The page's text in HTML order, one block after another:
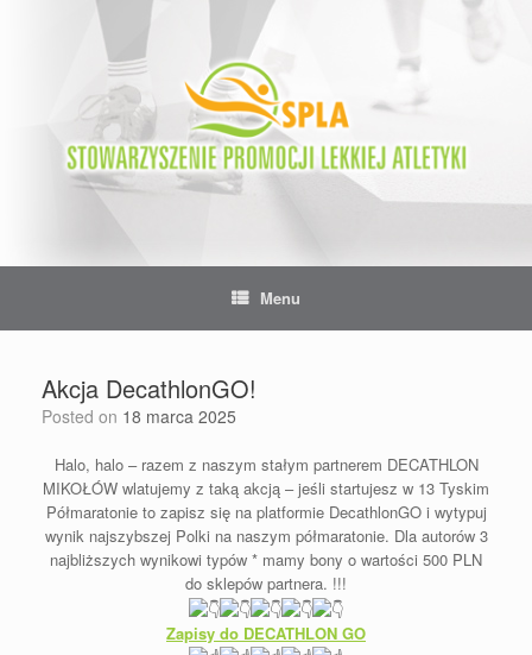
Menu
Akcja DecathlonGO!
Posted on 18 marca 2025
Halo, halo – razem z naszym stałym partnerem DECATHLON
MIKOŁÓW wlatujemy z taką akcją – jeśli startujesz w 13 Tyskim
Półmaratonie to zapisz się na platformie DecathlonGO i wytypuj
wynik najszybszej Polki na naszym półmaratonie. Dla autorów 3
najbliższych wynikowi typów * mamy bony o wartości 500 PLN
do sklepów partnera. !!!
Zapisy do DECATHLON GO